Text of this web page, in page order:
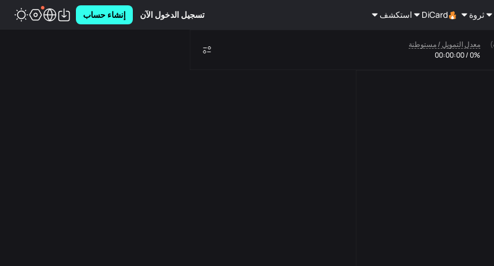
ثروة DiCard استكشف تسجيل الدخول الآن إنشاء حساب
معدل التمويل / مستوطنة
0% / 00:00:00